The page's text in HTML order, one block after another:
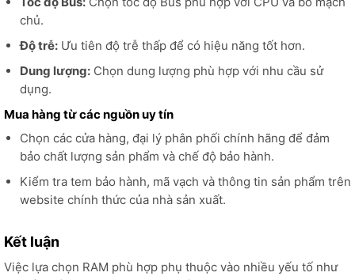
chủ.
Độ trễ:Ưu tiên độ trễ thấp để có hiệu năng tốt hơn.
Dung lượng:Chọn dung lượng phù hợp với nhu cầu sử
dụng.
Mua hàng từ các nguồn uy tín
Chọn các cửa hàng, đại lý phân phối chính hãng để đảm
bảo chất lượng sản phẩm và chế độ bảo hành.
Kiểm tra tem bảo hành, mã vạch và thông tin sản phẩm trên
website chính thức của nhà sản xuất.
Kết luận
Việc lựa chọn RAM phù hợp phụ thuộc vào nhiều yếu tố như